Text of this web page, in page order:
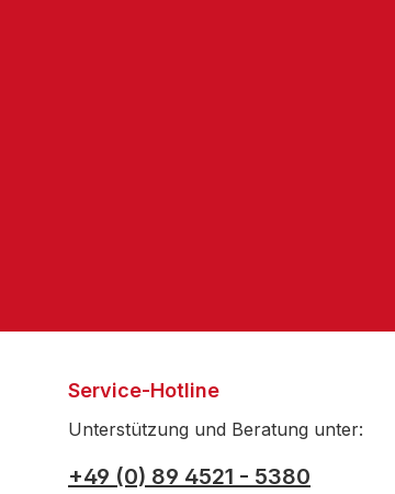
Service-Hotline
Unterstützung und Beratung unter:
+49 (0) 89 4521 - 5380